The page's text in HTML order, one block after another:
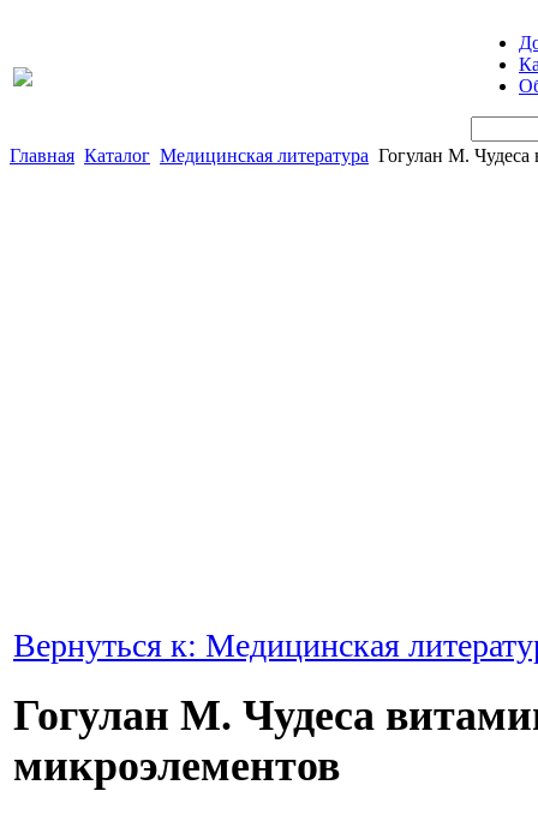
Главная Каталог Медицинская литература Гогулан М. Чудеса
Вернуться к: Медицинская
Гогулан М. Чудеса
микроэлементов